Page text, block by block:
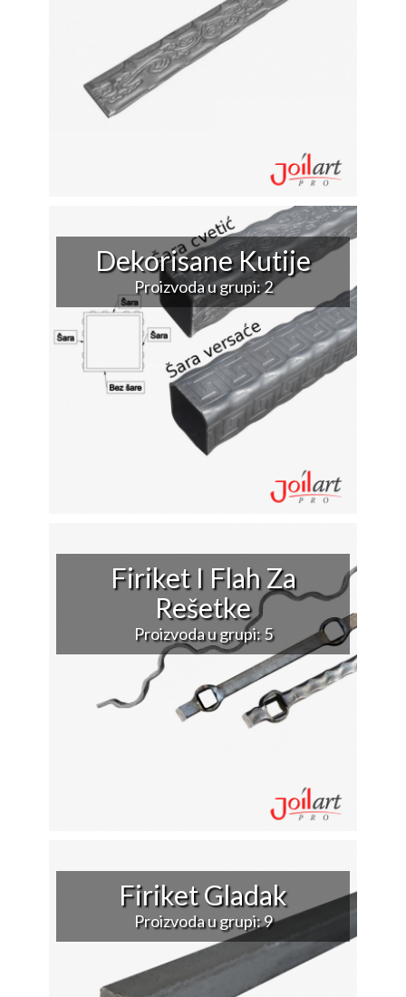
Dekorisane Kutije
Proizvoda u grupi: 2
Firiket I Flah Za
Rešetke
Proizvoda u grupi: 5
Firiket Gladak
Proizvoda u grupi: 9